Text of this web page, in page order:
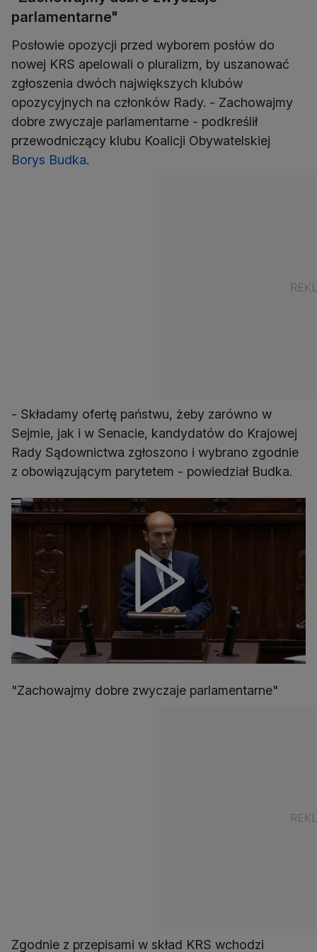
parlamentarne"
Posłowie opozycji przed wyborem posłów do
nowej KRS apelowali o pluralizm, by uszanować
zgłoszenia dwóch największych klubów
opozycyjnych na członków Rady. - Zachowajmy
dobre zwyczaje parlamentarne - podkreślił
przewodniczący klubu Koalicji Obywatelskiej
Borys Budka.
- Składamy ofertę państwu, żeby zarówno w
Sejmie, jak i w Senacie, kandydatów do Krajowej
Rady Sądownictwa zgłoszono i wybrano zgodnie
z obowiązującym parytetem - powiedział Budka.
"Zachowajmy dobre zwyczaje parlamentarne"
Zgodnie z przepisami w skład KRS wchodzi